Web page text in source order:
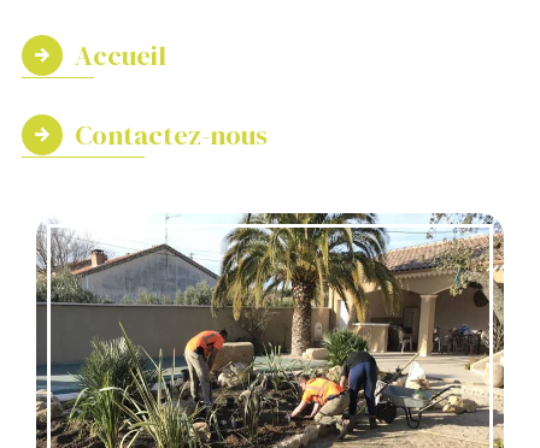
Accueil
Contactez-nous